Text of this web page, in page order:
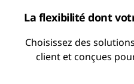
La flexibilité dont
Choisissez des
client et conçues